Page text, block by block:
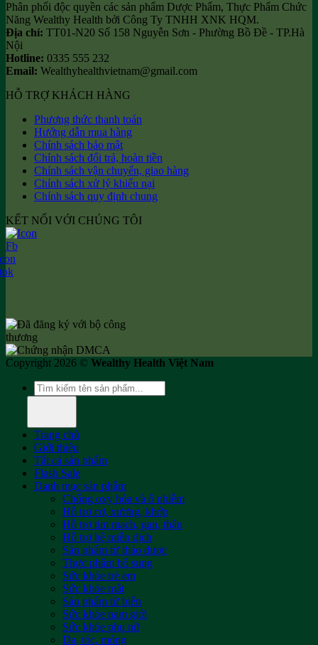
Phân phối độc quyền các sản phẩm Dược Phẩm, Thực Phẩm Chức
Năng Wealthy Health bởi Công Ty TNHH XNK HQM.
Địa chỉ: TT01-N20 Số 158 Nguyễn Sơn - Phường Bồ Đề - TP.Hà
Nội
Hotline: 0335 555 232
Email: Wealthyhealthvietnam@gmail.com
HỖ TRỢ KHÁCH HÀNG
Phương thức thanh toán
Hướng dẫn mua hàng
Chính sách bảo mật
Chính sách đổi trả, hoàn tiền
Chính sách vận chuyển, giao hàng
Chính sách xử lý khiếu nại
Chính sách quy định chung
KẾT NỐI VỚI CHÚNG TÔI
Copyright 2026 © Wealthy Health Việt Nam
Tìm
kiếm:
Trang chủ
Giới thiệu
Tất cả sản phẩm
Flash Sale
Danh mục sản phẩm
Chống oxy hóa và ô nhiễm
Hỗ trợ cơ, xương, khớp
Hỗ trợ tim mạch, gan, thận
Hỗ trợ hệ miễn dịch
Sản phẩm từ thảo dược
Thực phẩm bổ sung
Sức khỏe trẻ em
Sức khỏe mắt
Sản phẩm từ biển
Sức khỏe nam giới
Sức khỏe phụ nữ
Da, tóc, móng